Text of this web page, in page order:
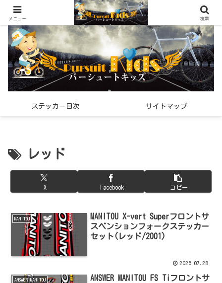
世界中で見つけた「希少なスポーツ雑貨」の紹介メディア
ステッカー目次 サイトマップ
レッド
X Facebook コピー
MANITOU
MANITOU X-vert Superフロントサ
スペンションフォークステッカー
セット(レッド/2001)
2026.07.28
ANSWER MANITOU
ANSWER MANITOU FS Tiフロントサ
メニュー 検索